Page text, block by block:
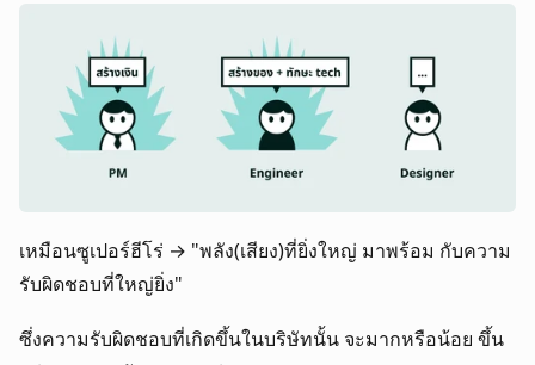
เหมือนซูเปอร์ฮีโร่ → "พลัง(เสียง)ที่ยิ่งใหญ่ มาพร้อม กับความ
รับผิดชอบที่ใหญ่ยิ่ง"
ซึ่งความรับผิดชอบที่เกิดขึ้นในบริษัทนั้น จะมากหรือน้อย ขึ้น